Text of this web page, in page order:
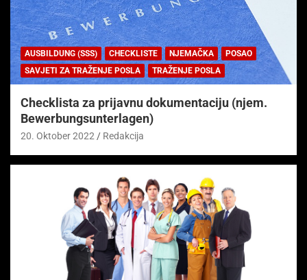
AUSBILDUNG (SSS) CHECKLISTE NJEMAČKA
POSAO
SAVJETI ZA TRAŽENJE POSLA
TRAŽENJE POSLA
Checklista za prijavnu dokumentaciju (njem.
Bewerbungsunterlagen)
20. Oktober 2022 Redakcija